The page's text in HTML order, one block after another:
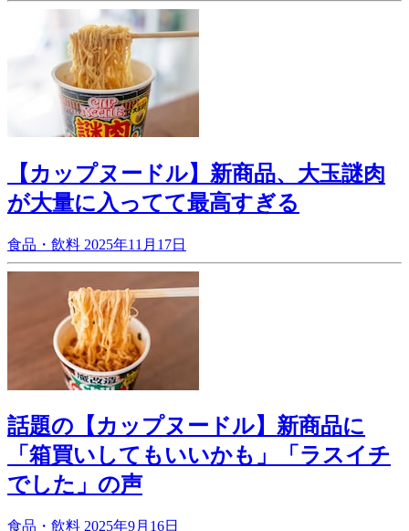
【カップヌードル】新商品、大玉謎肉
が大量に入ってて最高すぎる
食品・飲料 2025年11月17日
話題の【カップヌードル】新商品に
「箱買いしてもいいかも」「ラスイチ
でした」の声
食品・飲料 2025年9月16日